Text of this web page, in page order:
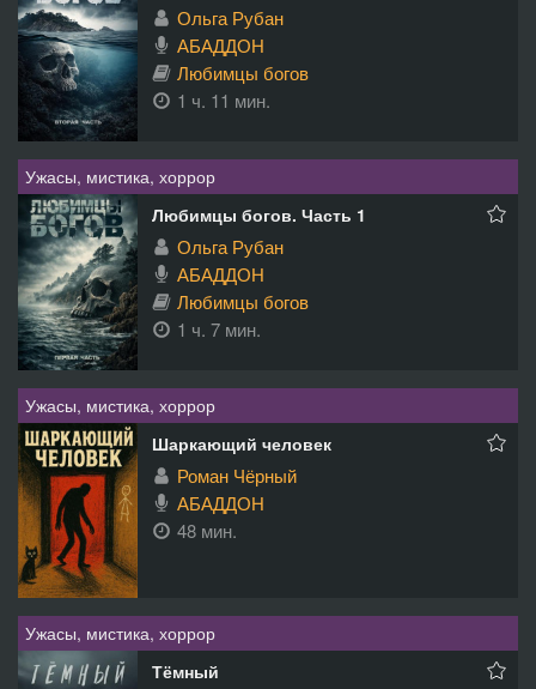
Ольга Рубан
АБАДДОН
Любимцы богов
1 ч. 11 мин.
Ужасы, мистика, хоррор
Любимцы богов. Часть 1
Ольга Рубан
АБАДДОН
Любимцы богов
1 ч. 7 мин.
Ужасы, мистика, хоррор
Шаркающий человек
Роман Чёрный
АБАДДОН
48 мин.
Ужасы, мистика, хоррор
Тёмный